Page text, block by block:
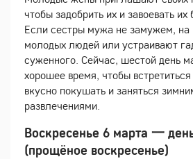
чтобы задобрить их и завоевать их
Если сестры мужа не замужем, на
молодых людей или устраивают
суженного. Сейчас, шестой день
хорошее время, чтобы
вкусно покушать и заняться
развлечениями.
Воскресенье 6 марта 一
(прощёное воскресенье)